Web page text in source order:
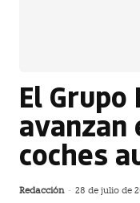
El Grupo
avanzan
coches
Redacción - 28 de julio de